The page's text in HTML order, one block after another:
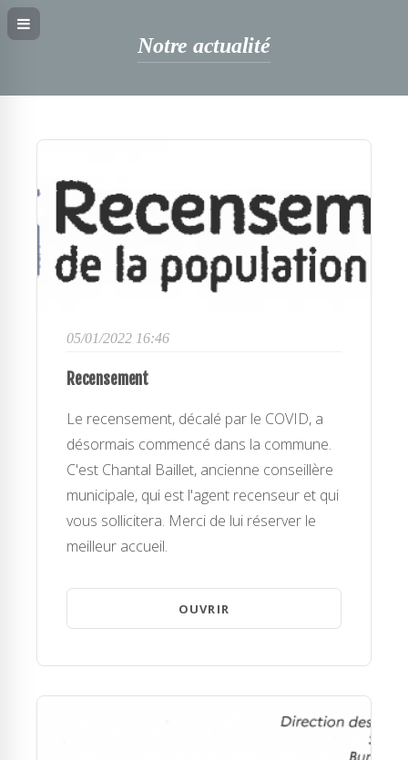
Notre actualité
05/01/2022 16:46
Recensement
Le recensement, décalé par le COVID, a
désormais commencé dans la commune.
C'est Chantal Baillet, ancienne conseillère
municipale, qui est l'agent recenseur et qui
vous sollicitera. Merci de lui réserver le
meilleur accueil.
OUVRIR